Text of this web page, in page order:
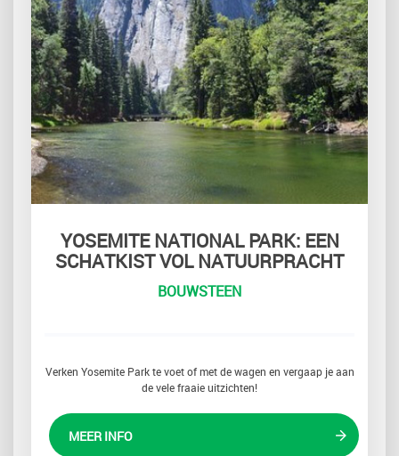
YOSEMITE NATIONAL PARK: EEN
SCHATKIST VOL NATUURPRACHT
BOUWSTEEN
Verken Yosemite Park te voet of met de wagen en vergaap je aan
de vele fraaie uitzichten!
MEER INFO